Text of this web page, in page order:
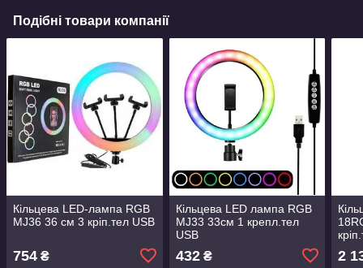
Подібні товари компанії
Кільцева LED-лампа RGB
MJ36 36 см 3 кріп.тел USB
754 ₴
Кільцева LED лампа RGB
MJ33 33см 1 крепл.тел
USB
432₴ 2